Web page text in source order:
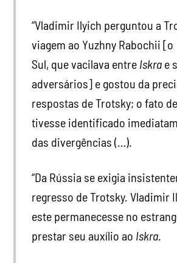
“Vladimir Ilyich perguntou a
viagem ao Yuzhny Rabochii
Sul, que vacilava entre Iskra e
adversários] e gostou da
respostas de Trotsky; o fato
tivesse identificado
das divergências (…).
“Da Rússia se exigia
regresso de Trotsky. Vladimir
este permanecesse no
prestar seu auxílio ao Iskra.